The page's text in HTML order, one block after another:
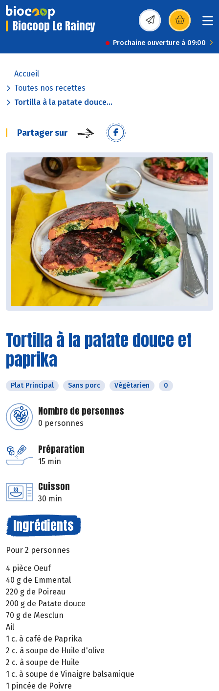
Biocoop Le Raincy (s’ouvre dans une
Prochaine ouverture à 09:00
Accueil
Toutes nos recettes
Tortilla à la patate douce...
Partager sur
Tortilla à la patate douce et
paprika
Plat Principal Sans porc Végétarien 0
Nombre de personnes
0 personnes
Préparation
15 min
Cuisson
30 min
Ingrédients
Pour 2 personnes
4 pièce Oeuf
40 g de Emmental
220 g de Poireau
200 g de Patate douce
70 g de Mesclun
Ail
1 c. à café de Paprika
2 c. à soupe de Huile d'olive
2 c. à soupe de Huile
1 c. à soupe de Vinaigre balsamique
1 pincée de Poivre